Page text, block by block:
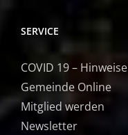
SERVICE
COVID 19 – Hinweise
Gemeinde Online
Mitglied werden
Newsletter